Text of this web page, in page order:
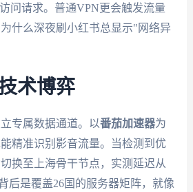
问请求。普通VPN更会触发流量
什么深夜刷小红书总显示"网络异
术博弈
专属数据通道。以番茄加速器为
精准识别影音流量。当检测到优
换至上海骨干节点，实测延迟从
后是覆盖26国的服务器矩阵，就像